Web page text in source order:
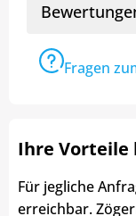
Fragen
Ihre Vorteile
Für jegliche
erreichbar.